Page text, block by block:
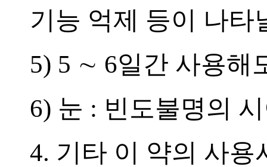
기능 억제 등이 나타
5) 5 ∼ 6일간 사용해
6) 눈 : 빈도불명의
4. 기타 이 약의 사용